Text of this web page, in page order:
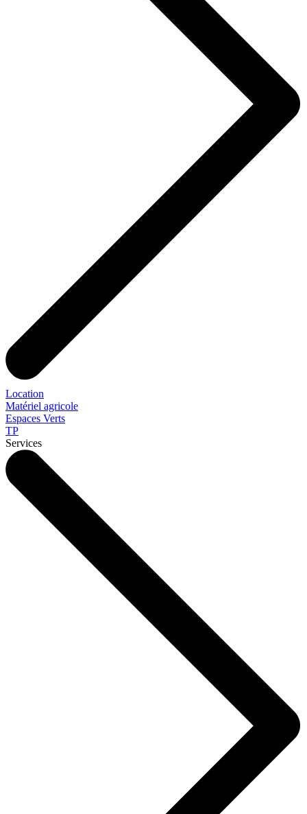
Location
Matériel agricole
Espaces Verts
TP
Services